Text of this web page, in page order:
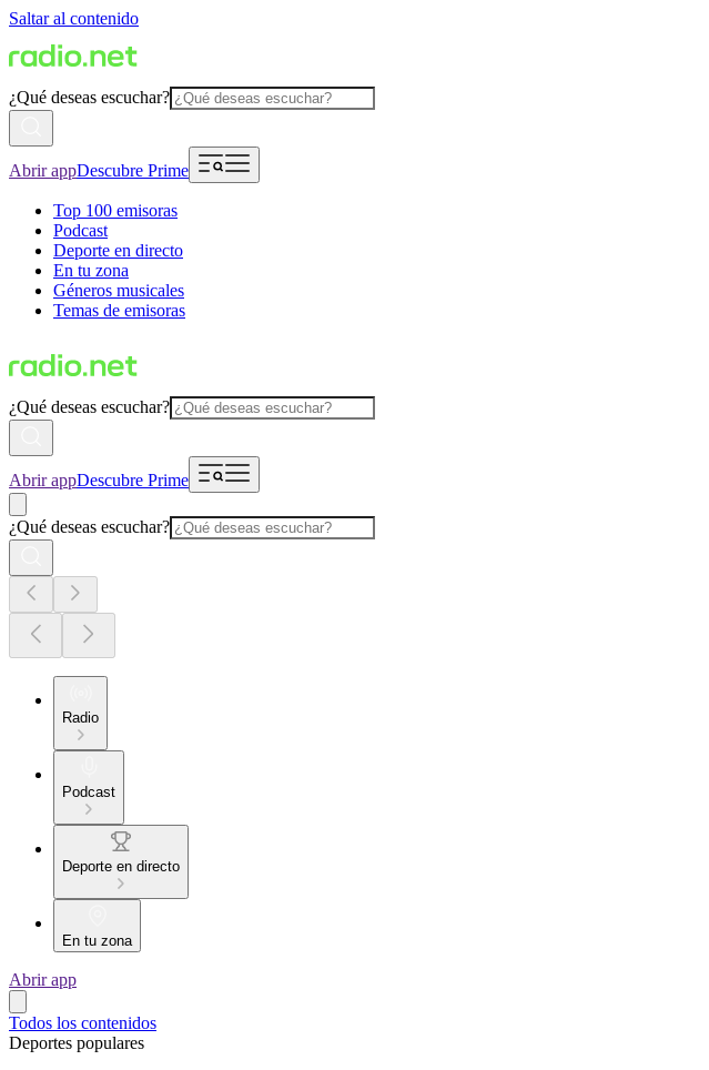
Saltar al contenido
¿Qué deseas escuchar?
Abrir appDescubre Prime
Top 100 emisoras
Podcast
Deporte en directo
En tu zona
Géneros musicales
Temas de emisoras
¿Qué deseas escuchar?
Abrir appDescubre Prime
¿Qué deseas escuchar?
Radio
Podcast
Deporte en directo
En tu zona
Abrir app
Todos los contenidos
Deportes populares